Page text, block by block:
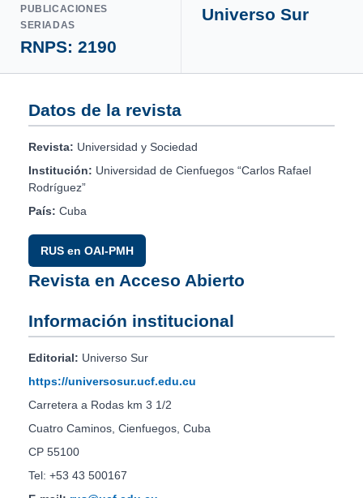
PUBLICACIONES
SERIADAS
RNPS: 2190
Universo Sur
Datos de la revista
Revista: Universidad y Sociedad
Institución: Universidad de Cienfuegos “Carlos Rafael
Rodríguez”
País: Cuba
RUS en OAI-PMH
Revista en Acceso Abierto
Información institucional
Editorial: Universo Sur
https://universosur.ucf.edu.cu
Carretera a Rodas km 3 1/2
Cuatro Caminos, Cienfuegos, Cuba
CP 55100
Tel: +53 43 500167